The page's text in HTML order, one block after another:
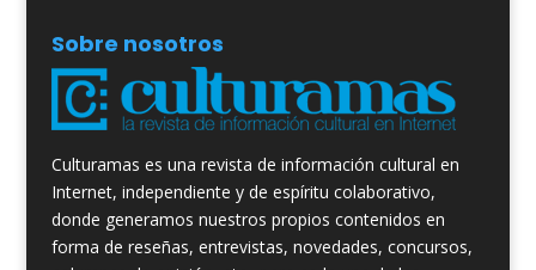
Sobre nosotros
Culturamas es una revista de información cultural en
Internet, independiente y de espíritu colaborativo,
donde generamos nuestros propios contenidos en
forma de reseñas, entrevistas, novedades, concursos,